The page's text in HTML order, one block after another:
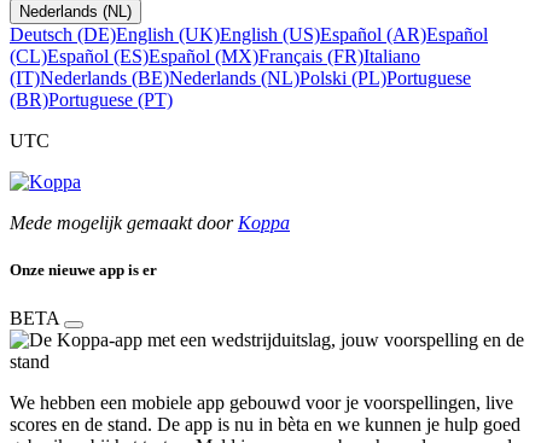
Nederlands (NL)
Deutsch (DE)English (UK)English (US)Español (AR)Español
(CL)Español (ES)Español (MX)Français (FR)Italiano
(IT)Nederlands (BE)Nederlands (NL)Polski (PL)Portuguese
(BR)Portuguese (PT)
UTC
Mede mogelijk gemaakt door Koppa
Onze nieuwe app is er
BETA
We hebben een mobiele app gebouwd voor je voorspellingen, live
scores en de stand. De app is nu in bèta en we kunnen je hulp goed